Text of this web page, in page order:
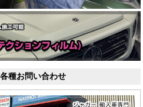
種お問い合わせ